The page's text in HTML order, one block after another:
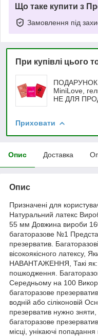
Що таке купити з
Замовлення під
При купівлі цього
ПОДАРУНОК
MiniLove,
НЕ ДЛЯ
Приховати
Опис Доставка
Опис
Призначені для
Натуральний латекс
55 мм Довжина вироби
багаторазове №1
презерватив.
вісокоякісного латексу,
НАВАНТАЖЕННЯ, Такі як:
пошкодження.
Середньому на 100
багаторазове
водній або сіліконовій
презерватив нужно зняти,
багаторазове
місці, унікаючі